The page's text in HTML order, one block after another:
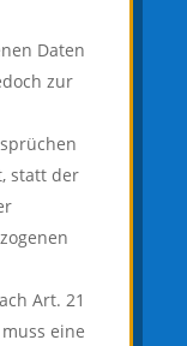
Daten
zur
statt der
Art. 21
eine